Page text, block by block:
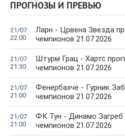
ПРОГНОЗЫ И ПРЕВЬЮ
21/07
22:00
Ларн - Црвена Звезда
чемпионов 21.07.2026
21/07
21:30
Штурм Грац - Хартс
чемпионов 21.07.2026
21/07
21:00
Фенербахче - Гурник
чемпионов 21.07.2026
21/07
21:00
ФК Тун - Динамо Загреб
чемпионов 21.07.2026